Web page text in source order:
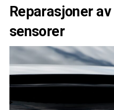
Reparasjoner
sensorer